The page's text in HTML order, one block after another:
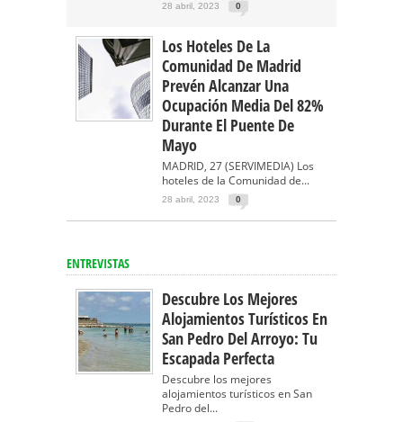
28 abril, 2023 0
Los Hoteles De La
Comunidad De Madrid
Prevén Alcanzar Una
Ocupación Media Del 82%
Durante El Puente De
Mayo
MADRID, 27 (SERVIMEDIA) Los
hoteles de la Comunidad de...
28 abril, 2023 0
ENTREVISTAS
Descubre Los Mejores
Alojamientos Turísticos En
San Pedro Del Arroyo: Tu
Escapada Perfecta
Descubre los mejores
alojamientos turísticos en San
Pedro del...